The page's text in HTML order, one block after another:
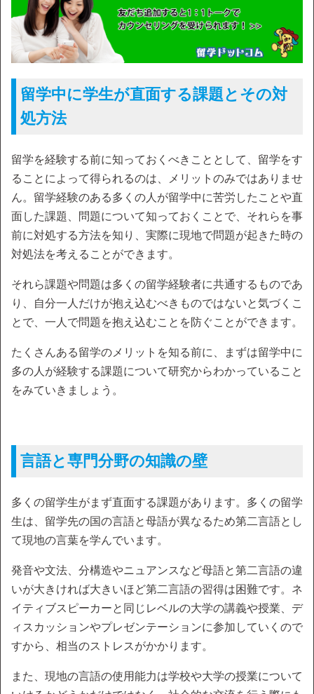
留学中に学生が直面する課題とその対
処方法
留学を経験する前に知っておくべきこととして、留学をす
ることによって得られるのは、メリットのみではありませ
ん。留学経験のある多くの人が留学中に苦労したことや直
面した課題、問題について知っておくことで、それらを事
前に対処する方法を知り、実際に現地で問題が起きた時の
対処法を考えることができます。
それら課題や問題は多くの留学経験者に共通するものであ
り、自分一人だけが抱え込むべきものではないと気づくこ
とで、一人で問題を抱え込むことを防ぐことができます。
たくさんある留学のメリットを知る前に、まずは留学中に
多の人が経験する課題について研究からわかっていること
をみていきましょう。
言語と専門分野の知識の壁
多くの留学生がまず直面する課題があります。多くの留学
生は、留学先の国の言語と母語が異なるため第二言語とし
て現地の言葉を学んでいます。
発音や文法、分構造やニュアンスなど母語と第二言語の違
いが大きければ大きいほど第二言語の習得は困難です。ネ
イティブスピーカーと同じレベルの大学の講義や授業、デ
ィスカッションやプレゼンテーションに参加していくので
すから、相当のストレスがかかります。
また、現地の言語の使用能力は学校や大学の授業について